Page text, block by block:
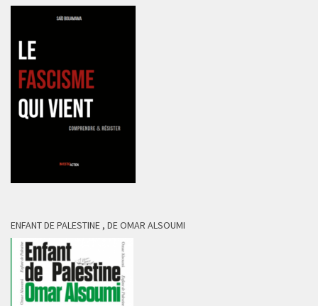
ENFANT DE PALESTINE , DE OMAR ALSOUMI